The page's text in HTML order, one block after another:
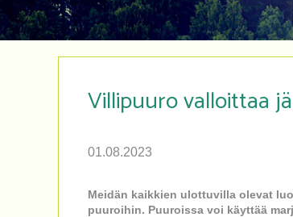
Villipuuro valloittaa
01.08.2023
Meidän kaikkien ulottuvilla olevat
puuroihin. Puuroissa voi käyttää